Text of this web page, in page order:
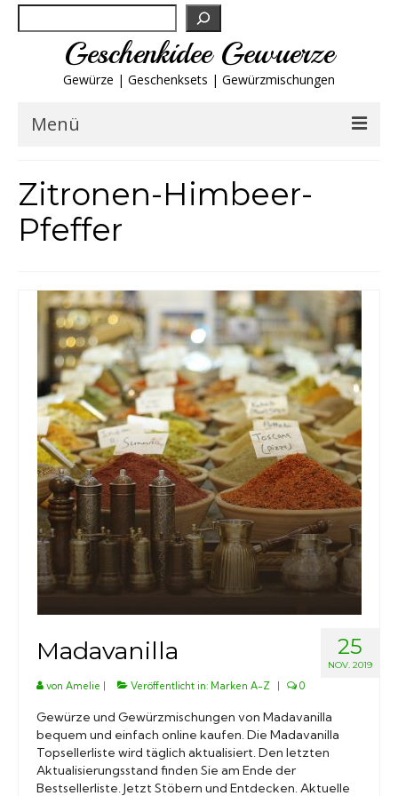
Geschenkidee Gewuerze
Gewürze | Geschenksets | Gewürzmischungen
Menü
Gewürze von A-Z
Gewürzregal
Grillgewürze
Marken A-Z
Mörser
Bücher
Zitronen-Himbeer-
Pfeffer
25
NOV. 2019
Madavanilla
von Amelie Veröffentlicht in: Marken A-Z 0
Gewürze und Gewürzmischungen von Madavanilla
bequem und einfach online kaufen. Die Madavanilla
Topsellerliste wird täglich aktualisiert. Den letzten
Aktualisierungsstand finden Sie am Ende der
Bestsellerliste. Jetzt Stöbern und Entdecken. Aktuelle